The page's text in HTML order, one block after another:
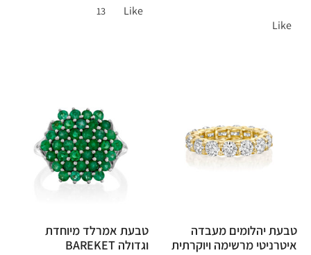
Like
Like
13
טבעת יהלומים מעבדה
איטרניטי מרשימה ויוקרתית
טבעת אמרלד מיוחדת
וגדולה BAREKET